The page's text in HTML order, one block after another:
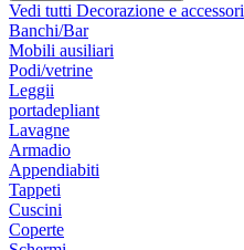
Vedi tutti Decorazione e accessori
Banchi/Bar
Mobili ausiliari
Podi/vetrine
Leggii
portadepliant
Lavagne
Armadio
Appendiabiti
Tappeti
Cuscini
Coperte